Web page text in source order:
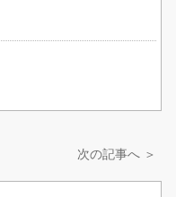
次の記事へ ＞